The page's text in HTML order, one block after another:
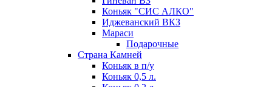
Коньяк "СИС АЛКО"
Иджеванский ВКЗ
Мараси
Подарочные
Страна Камней
Коньяк в п/у
Коньяк 0,5 л.